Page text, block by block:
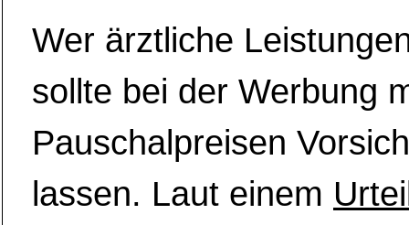
Wer ärztliche
sollte bei der Werbung
Pauschalpreisen
lassen. Laut einem